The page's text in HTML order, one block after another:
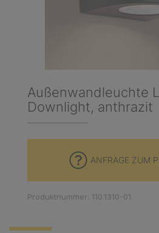
Außenwandleuchte
Downlight, anthrazit
ANFRAGE ZUM
Produktnummer: 110.1310-01